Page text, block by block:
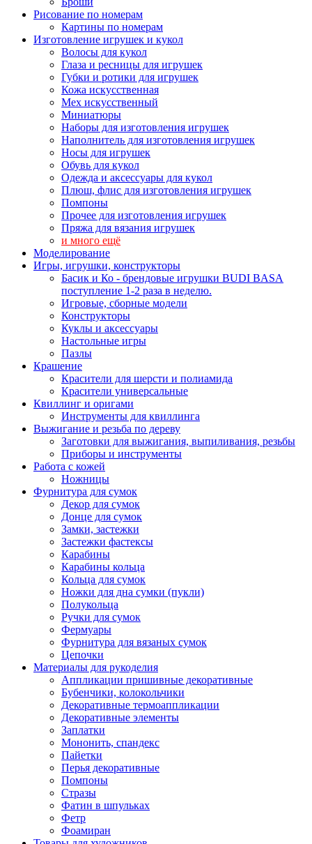
Рисование по номерам
Картины по номерам
Изготовление игрушек и кукол
Волосы для кукол
Глаза и ресницы для игрушек
Губки и ротики для игрушек
Кожа искусственная
Мех искусственный
Миниатюры
Наборы для изготовления игрушек
Наполнитель для изготовления игрушек
Носы для игрушек
Обувь для кукол
Одежда и аксессуары для кукол
Плюш, флис для изготовления игрушек
Помпоны
Прочее для изготовления игрушек
Пряжа для вязания игрушек
и много ещё
Моделирование
Игры, игрушки, конструкторы
Басик и Ко - брендовые игрушки BUDI BASA
поступление 1-2 раза в неделю.
Игровые, сборные модели
Конструкторы
Куклы и аксессуары
Настольные игры
Пазлы
Крашение
Красители для шерсти и полиамида
Красители универсальные
Квиллинг и оригами
Инструменты для квиллинга
Выжигание и резьба по дереву
Заготовки для выжигания, выпиливания, резьбы
Приборы и инструменты
Работа с кожей
Ножницы
Фурнитура для сумок
Декор для сумок
Донце для сумок
Замки, застежки
Застежки фастексы
Карабины
Карабины кольца
Кольца для сумок
Ножки для дна сумки (пукли)
Полукольца
Ручки для сумок
Фермуары
Фурнитура для вязаных сумок
Цепочки
Материалы для рукоделия
Аппликации пришивные декоративные
Бубенчики, колокольчики
Декоративные термоаппликации
Декоративные элементы
Заплатки
Мононить, спандекс
Пайетки
Перья декоративные
Помпоны
Стразы
Фатин в шпульках
Фетр
Фоамиран